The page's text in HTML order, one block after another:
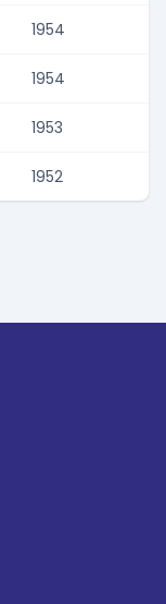
1954
1954
1953
1952